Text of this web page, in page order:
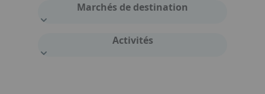
Marchés de destination
Activités